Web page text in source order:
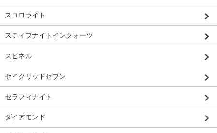
スコロライト
スティブナイトインクォーツ
スピネル
セイクリッドセブン
セラフィナイト
ダイアモンド